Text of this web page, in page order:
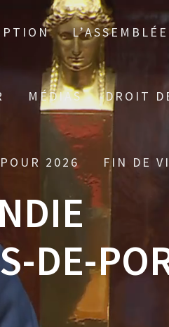
MÉDIAS DROIT
2026 FIN DE
DE-